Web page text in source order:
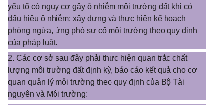
yếu tố có nguy cơ gây ô nhiễm môi trường đất khi có
dấu hiệu ô nhiễm; xây dựng và thực hiện kế hoạch
phòng ngừa, ứng phó sự cố môi trường theo quy định
của pháp luật.
2. Các cơ sở sau đây phải thực hiện quan trắc chất
lượng môi trường đất định kỳ, báo cáo kết quả cho cơ
quan quản lý môi trường theo quy định của Bộ Tài
nguyên và Môi trường: